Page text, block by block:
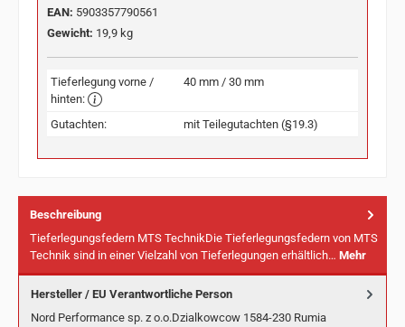
EAN: 5903357790561
Gewicht: 19,9 kg
Tieferlegung vorne /
hinten:
40 mm / 30 mm
Gutachten: mit Teilegutachten (§19.3)
Beschreibung
Tieferlegungsfedern MTS TechnikDie Tieferlegungsfedern von MTS
Technik sind in einer Vielzahl von Tieferlegungen erhältlich… Mehr
Hersteller / EU Verantwortliche Person
Nord Performance sp. z o.o.Dzialkowcow 1584-230 Rumia